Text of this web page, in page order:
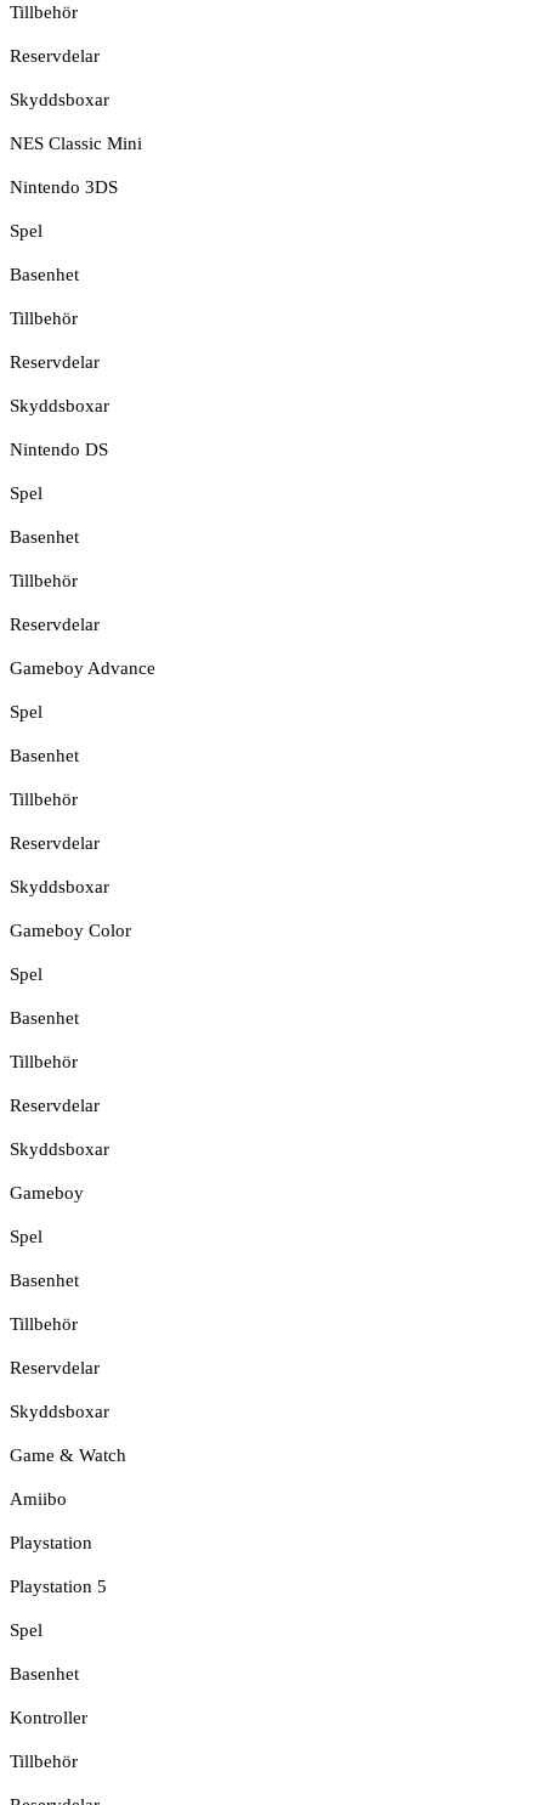
Tillbehör
Reservdelar
Skyddsboxar
NES Classic Mini
Nintendo 3DS
Spel
Basenhet
Tillbehör
Reservdelar
Skyddsboxar
Nintendo DS
Spel
Basenhet
Tillbehör
Reservdelar
Gameboy Advance
Spel
Basenhet
Tillbehör
Reservdelar
Skyddsboxar
Gameboy Color
Spel
Basenhet
Tillbehör
Reservdelar
Skyddsboxar
Gameboy
Spel
Basenhet
Tillbehör
Reservdelar
Skyddsboxar
Game & Watch
Amiibo
Playstation
Playstation 5
Spel
Basenhet
Kontroller
Tillbehör